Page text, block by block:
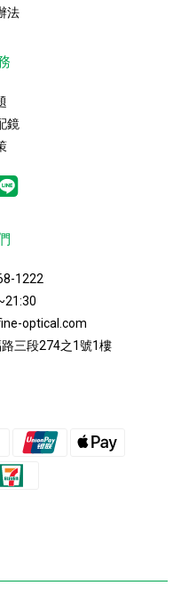
法
鏡
1222
optical.com
三段274之1號1樓